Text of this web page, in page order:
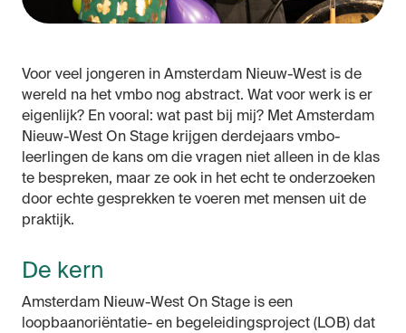
Voor veel jongeren in Amsterdam Nieuw-West is de
wereld na het vmbo nog abstract. Wat voor werk is er
eigenlijk? En vooral: wat past bij mij? Met Amsterdam
Nieuw-West On Stage krijgen derdejaars vmbo-
leerlingen de kans om die vragen niet alleen in de klas
te bespreken, maar ze ook in het echt te onderzoeken
door echte gesprekken te voeren met mensen uit de
praktijk.
De kern
Amsterdam Nieuw-West On Stage is een
loopbaanoriëntatie- en begeleidingsproject (LOB) dat